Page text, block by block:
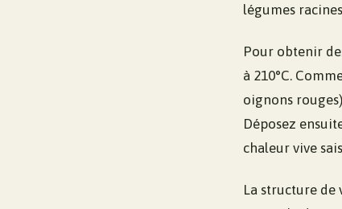
légumes
Pour obtenir
à 210°C.
oignons
Déposez
chaleur vive
La structure de